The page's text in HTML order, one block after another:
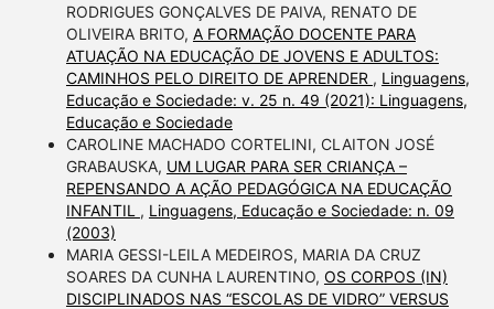
RODRIGUES GONÇALVES DE PAIVA, RENATO DE
OLIVEIRA BRITO, A FORMAÇÃO DOCENTE PARA
ATUAÇÃO NA EDUCAÇÃO DE JOVENS E ADULTOS:
CAMINHOS PELO DIREITO DE APRENDER , Linguagens,
Educação e Sociedade: v. 25 n. 49 (2021): Linguagens,
Educação e Sociedade
CAROLINE MACHADO CORTELINI, CLAITON JOSÉ
GRABAUSKA, UM LUGAR PARA SER CRIANÇA –
REPENSANDO A AÇÃO PEDAGÓGICA NA EDUCAÇÃO
INFANTIL , Linguagens, Educação e Sociedade: n. 09
(2003)
MARIA GESSI-LEILA MEDEIROS, MARIA DA CRUZ
SOARES DA CUNHA LAURENTINO, OS CORPOS (IN)
DISCIPLINADOS NAS “ESCOLAS DE VIDRO” VERSUS